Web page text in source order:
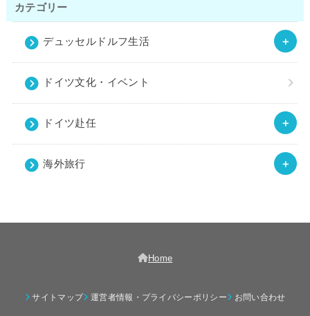
カテゴリー
デュッセルドルフ生活
ドイツ文化・イベント
ドイツ赴任
海外旅行
Home
サイトマップ 運営者情報・プライバシーポリシー お問い合わせ